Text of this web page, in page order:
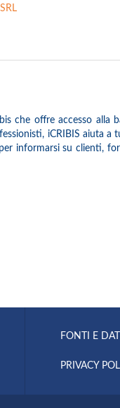
che offre accesso alla
iCRIBIS aiuta
informarsi su clienti,
FONTI E DATI
PRIVACY